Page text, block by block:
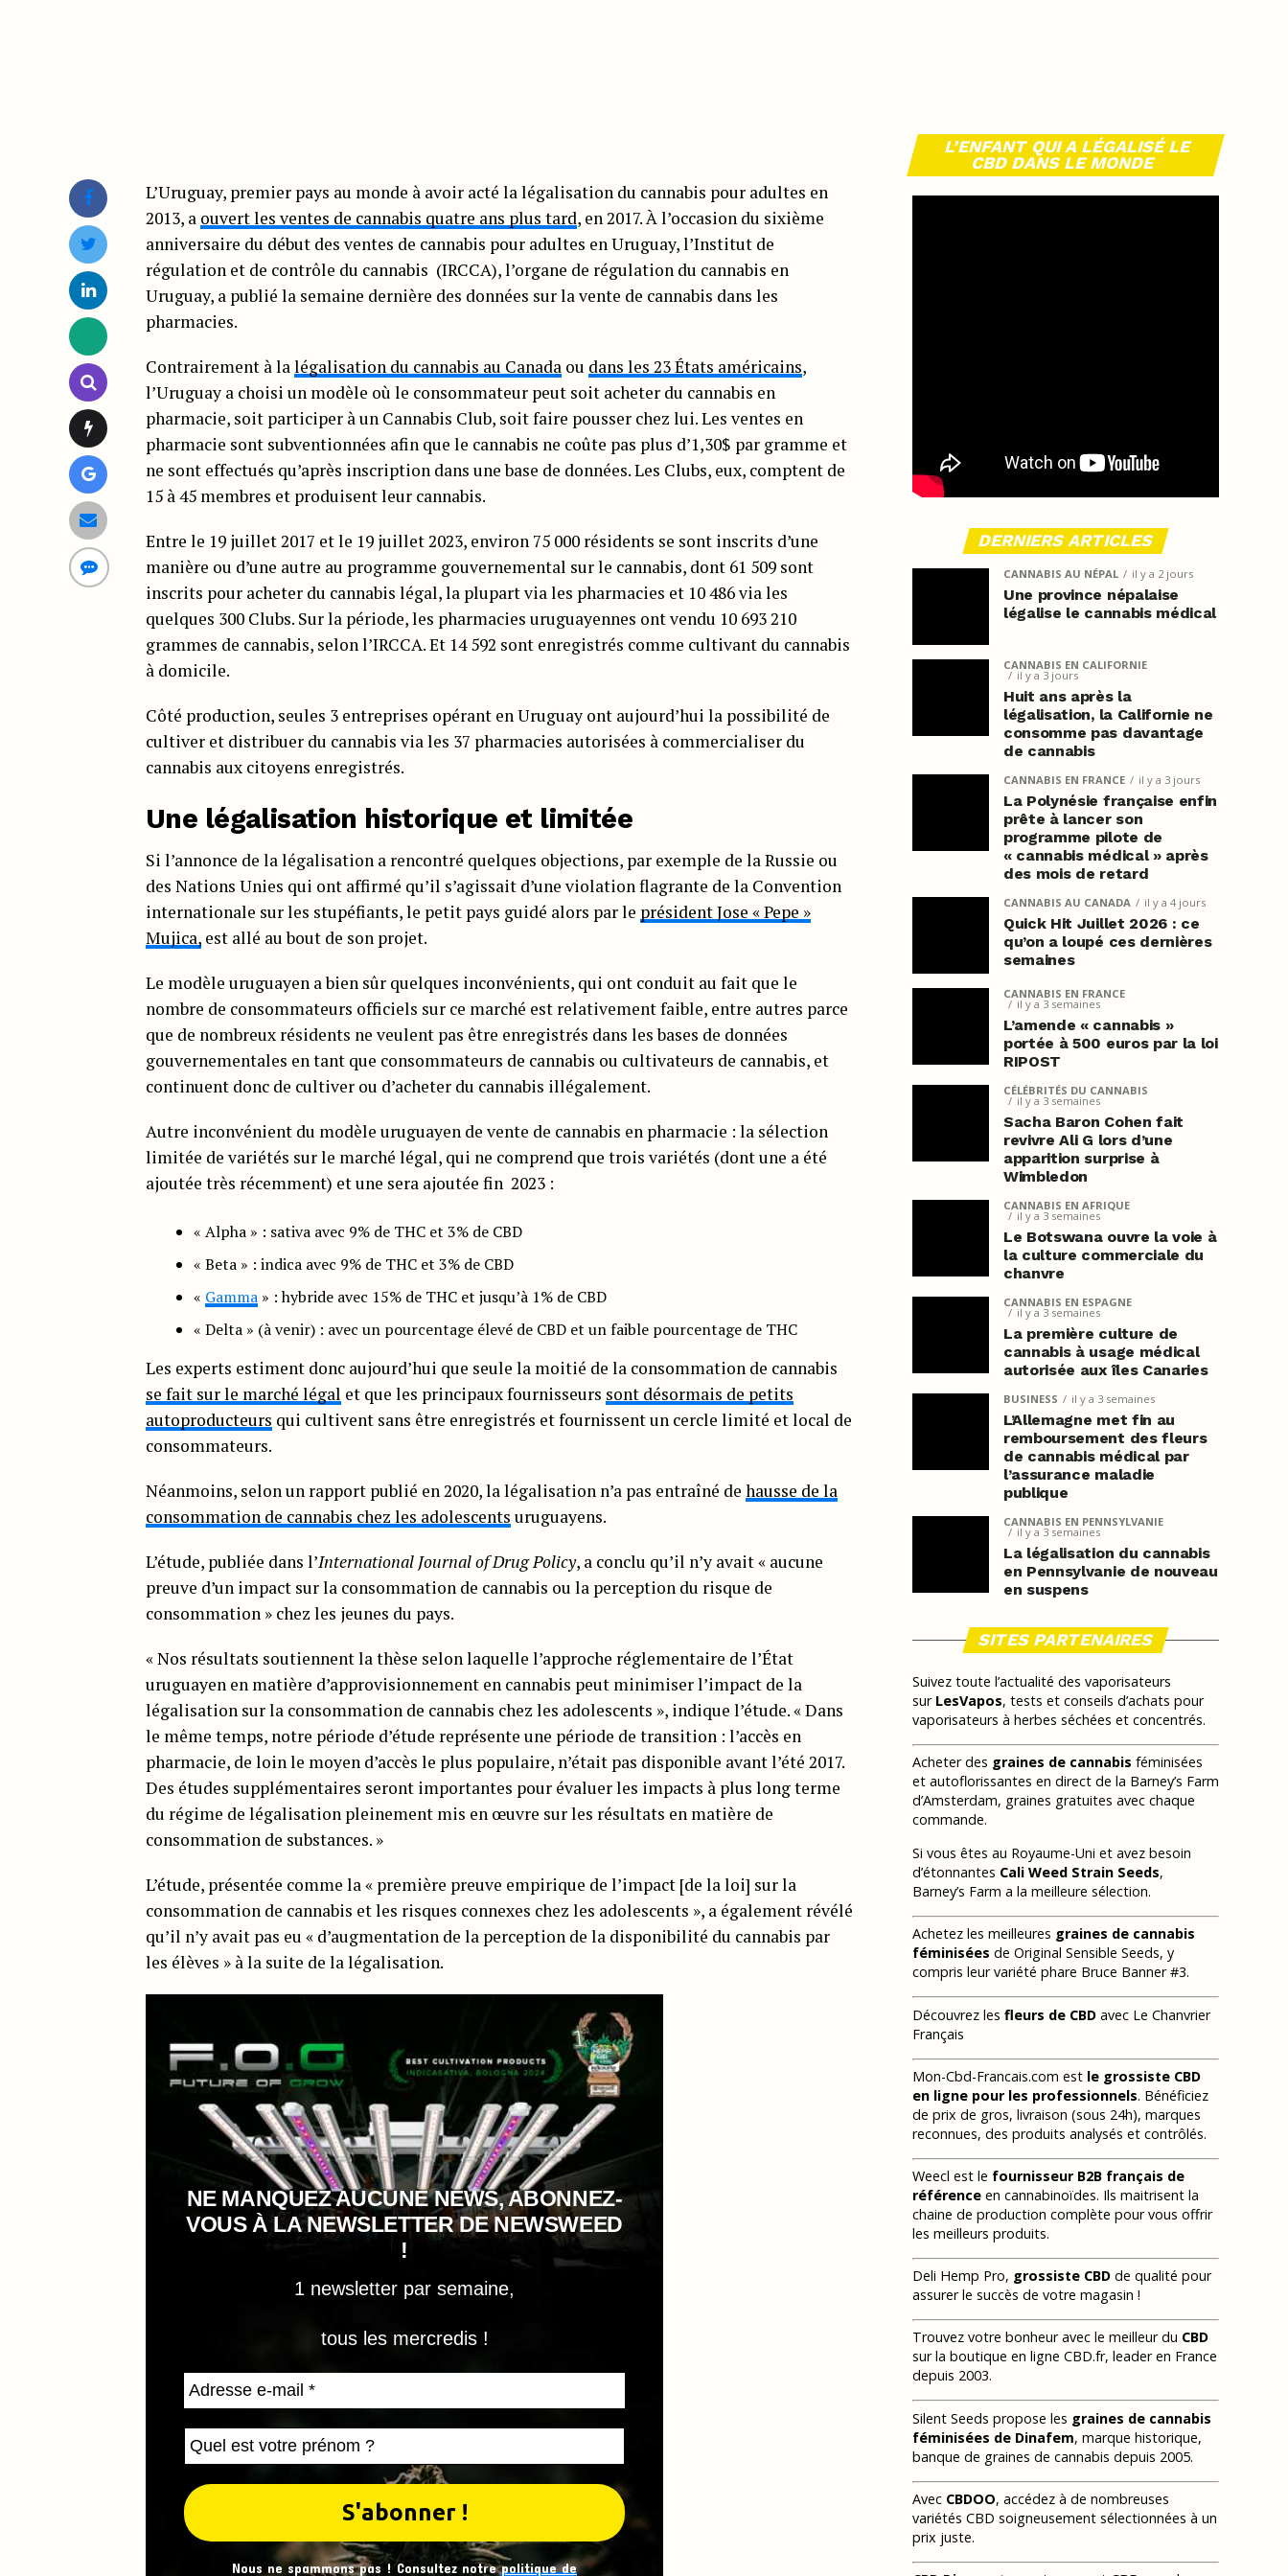
L’Uruguay, premier pays au monde à avoir acté la légalisation du cannabis pour adultes en
2013, a ouvert les ventes de cannabis quatre ans plus tard, en 2017. À l’occasion du sixième
anniversaire du début des ventes de cannabis pour adultes en Uruguay, l’Institut de
régulation et de contrôle du cannabis (IRCCA), l’organe de régulation du cannabis en
Uruguay, a publié la semaine dernière des données sur la vente de cannabis dans les
pharmacies.
Contrairement à la légalisation du cannabis au Canada ou dans les 23 États américains,
l’Uruguay a choisi un modèle où le consommateur peut soit acheter du cannabis en
pharmacie, soit participer à un Cannabis Club, soit faire pousser chez lui. Les ventes en
pharmacie sont subventionnées afin que le cannabis ne coûte pas plus d’1,30$ par gramme et
ne sont effectués qu’après inscription dans une base de données. Les Clubs, eux, comptent de
15 à 45 membres et produisent leur cannabis.
Entre le 19 juillet 2017 et le 19 juillet 2023, environ 75 000 résidents se sont inscrits d’une
manière ou d’une autre au programme gouvernemental sur le cannabis, dont 61 509 sont
inscrits pour acheter du cannabis légal, la plupart via les pharmacies et 10 486 via les
quelques 300 Clubs. Sur la période, les pharmacies uruguayennes ont vendu 10 693 210
grammes de cannabis, selon l’IRCCA. Et 14 592 sont enregistrés comme cultivant du cannabis
à domicile.
Côté production, seules 3 entreprises opérant en Uruguay ont aujourd’hui la possibilité de
cultiver et distribuer du cannabis via les 37 pharmacies autorisées à commercialiser du
cannabis aux citoyens enregistrés.
Une légalisation historique et limitée
Si l’annonce de la légalisation a rencontré quelques objections, par exemple de la Russie ou
des Nations Unies qui ont affirmé qu’il s’agissait d’une violation flagrante de la Convention
internationale sur les stupéfiants, le petit pays guidé alors par le président Jose « Pepe »
Mujica, est allé au bout de son projet.
Le modèle uruguayen a bien sûr quelques inconvénients, qui ont conduit au fait que le
nombre de consommateurs officiels sur ce marché est relativement faible, entre autres parce
que de nombreux résidents ne veulent pas être enregistrés dans les bases de données
gouvernementales en tant que consommateurs de cannabis ou cultivateurs de cannabis, et
continuent donc de cultiver ou d’acheter du cannabis illégalement.
Autre inconvénient du modèle uruguayen de vente de cannabis en pharmacie : la sélection
limitée de variétés sur le marché légal, qui ne comprend que trois variétés (dont une a été
ajoutée très récemment) et une sera ajoutée fin 2023 :
« Alpha » : sativa avec 9% de THC et 3% de CBD
« Beta » : indica avec 9% de THC et 3% de CBD
« Gamma » : hybride avec 15% de THC et jusqu’à 1% de CBD
« Delta » (à venir) : avec un pourcentage élevé de CBD et un faible pourcentage de THC
Les experts estiment donc aujourd’hui que seule la moitié de la consommation de cannabis
se fait sur le marché légal et que les principaux fournisseurs sont désormais de petits
autoproducteurs qui cultivent sans être enregistrés et fournissent un cercle limité et local de
consommateurs.
Néanmoins, selon un rapport publié en 2020, la légalisation n’a pas entraîné de hausse de la
consommation de cannabis chez les adolescents uruguayens.
L’étude, publiée dans l’International Journal of Drug Policy, a conclu qu’il n’y avait « aucune
preuve d’un impact sur la consommation de cannabis ou la perception du risque de
consommation » chez les jeunes du pays.
« Nos résultats soutiennent la thèse selon laquelle l’approche réglementaire de l’État
uruguayen en matière d’approvisionnement en cannabis peut minimiser l’impact de la
légalisation sur la consommation de cannabis chez les adolescents », indique l’étude. « Dans
le même temps, notre période d’étude représente une période de transition : l’accès en
pharmacie, de loin le moyen d’accès le plus populaire, n’était pas disponible avant l’été 2017.
Des études supplémentaires seront importantes pour évaluer les impacts à plus long terme
du régime de légalisation pleinement mis en œuvre sur les résultats en matière de
consommation de substances. »
L’étude, présentée comme la « première preuve empirique de l’impact [de la loi] sur la
consommation de cannabis et les risques connexes chez les adolescents », a également révélé
qu’il n’y avait pas eu « d’augmentation de la perception de la disponibilité du cannabis par
les élèves » à la suite de la légalisation.
NE MANQUEZ AUCUNE NEWS, ABONNEZ-
VOUS À LA NEWSLETTER DE NEWSWEED
!
1 newsletter par semaine,
tous les mercredis !
Nous ne spammons pas ! Consultez notrepolitique de
L’ENFANT QUI A LÉGALISÉ LE
CBD DANS LE MONDE
DERNIERS ARTICLES
CANNABIS AU NÉPAL il y a 2 jours
Une province népalaise
légalise le cannabis médical
CANNABIS EN CALIFORNIE
il y a 3 jours
Huit ans après la
légalisation, la Californie ne
consomme pas davantage
de cannabis
CANNABIS EN FRANCE il y a 3 jours
La Polynésie française enfin
prête à lancer son
programme pilote de
« cannabis médical » après
des mois de retard
CANNABIS AU CANADA il y a 4 jours
Quick Hit Juillet 2026 : ce
qu’on a loupé ces dernières
semaines
CANNABIS EN FRANCE
il y a 3 semaines
L’amende « cannabis »
portée à 500 euros par la loi
RIPOST
CÉLÉBRITÉS DU CANNABIS
il y a 3 semaines
Sacha Baron Cohen fait
revivre Ali G lors d’une
apparition surprise à
Wimbledon
CANNABIS EN AFRIQUE
il y a 3 semaines
Le Botswana ouvre la voie à
la culture commerciale du
chanvre
CANNABIS EN ESPAGNE
il y a 3 semaines
La première culture de
cannabis à usage médical
autorisée aux îles Canaries
BUSINESS il y a 3 semaines
L’Allemagne met fin au
remboursement des fleurs
de cannabis médical par
l’assurance maladie
publique
CANNABIS EN PENNSYLVANIE
il y a 3 semaines
La légalisation du cannabis
en Pennsylvanie de nouveau
en suspens
SITES PARTENAIRES
Suivez toute l’actualité des vaporisateurs
sur LesVapos, tests et conseils d’achats pour
vaporisateurs à herbes séchées et concentrés.
Acheter des graines de cannabis féminisées
et autoflorissantes en direct de la Barney’s Farm
d’Amsterdam, graines gratuites avec chaque
commande.
Si vous êtes au Royaume-Uni et avez besoin
d’étonnantes Cali Weed Strain Seeds,
Barney’s Farm a la meilleure sélection.
Achetez les meilleures graines de cannabis
féminisées de Original Sensible Seeds, y
compris leur variété phare Bruce Banner #3.
Découvrez les fleurs de CBD avec Le Chanvrier
Français
Mon-Cbd-Francais.com est le grossiste CBD
en ligne pour les professionnels. Bénéficiez
de prix de gros, livraison (sous 24h), marques
reconnues, des produits analysés et contrôlés.
Weecl est le fournisseur B2B français de
référence en cannabinoïdes. Ils maitrisent la
chaine de production complète pour vous offrir
les meilleurs produits.
Deli Hemp Pro, grossiste CBD de qualité pour
assurer le succès de votre magasin !
Trouvez votre bonheur avec le meilleur du CBD
sur la boutique en ligne CBD.fr, leader en France
depuis 2003.
Silent Seeds propose les graines de cannabis
féminisées de Dinafem, marque historique,
banque de graines de cannabis depuis 2005.
Avec CBDOO, accédez à de nombreuses
variétés CBD soigneusement sélectionnées à un
prix juste.